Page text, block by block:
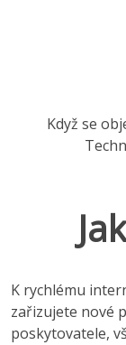
Když se
K rychlému
zařizujete nové
poskytovatele,